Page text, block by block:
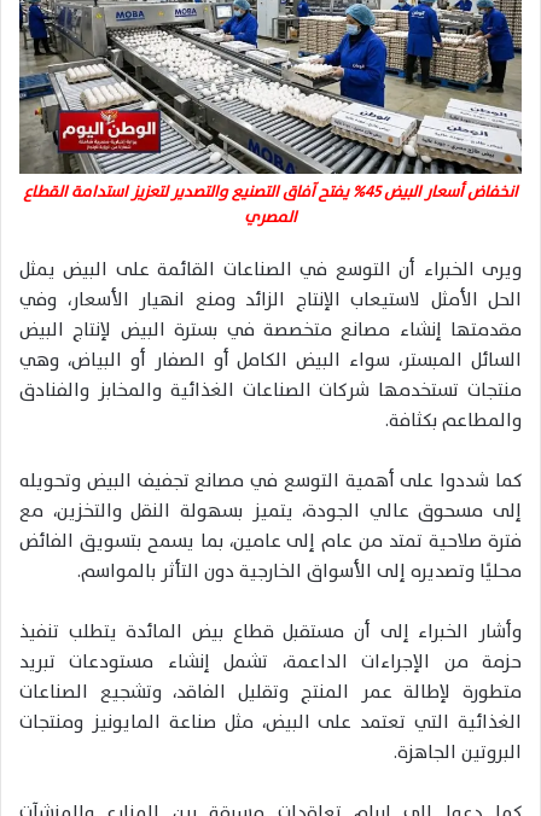
انخفاض أسعار البيض 45% يفتح آفاق التصنيع والتصدير لتعزيز استدامة القطاع
المصري
ويرى الخبراء أن التوسع في الصناعات القائمة على البيض يمثل
الحل الأمثل لاستيعاب الإنتاج الزائد ومنع انهيار الأسعار، وفي
مقدمتها إنشاء مصانع متخصصة في بسترة البيض لإنتاج البيض
السائل المبستر، سواء البيض الكامل أو الصفار أو البياض، وهي
منتجات تستخدمها شركات الصناعات الغذائية والمخابز والفنادق
والمطاعم بكثافة.
كما شددوا على أهمية التوسع في مصانع تجفيف البيض وتحويله
إلى مسحوق عالي الجودة، يتميز بسهولة النقل والتخزين، مع
فترة صلاحية تمتد من عام إلى عامين، بما يسمح بتسويق الفائض
محليًا وتصديره إلى الأسواق الخارجية دون التأثر بالمواسم.
وأشار الخبراء إلى أن مستقبل قطاع بيض المائدة يتطلب تنفيذ
حزمة من الإجراءات الداعمة، تشمل إنشاء مستودعات تبريد
متطورة لإطالة عمر المنتج وتقليل الفاقد، وتشجيع الصناعات
الغذائية التي تعتمد على البيض، مثل صناعة المايونيز ومنتجات
البروتين الجاهزة.